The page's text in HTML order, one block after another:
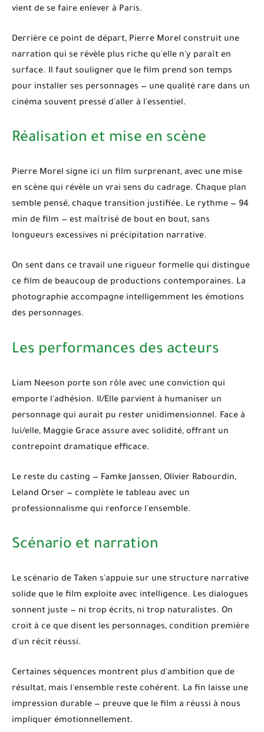
vient de se faire enlever à Paris.
Derrière ce point de départ, Pierre Morel construit une
narration qui se révèle plus riche qu'elle n'y paraît en
surface. Il faut souligner que le film prend son temps
pour installer ses personnages — une qualité rare dans un
cinéma souvent pressé d'aller à l'essentiel.
Réalisation et mise en scène
Pierre Morel signe ici un film surprenant, avec une mise
en scène qui révèle un vrai sens du cadrage. Chaque plan
semble pensé, chaque transition justifiée. Le rythme — 94
min de film — est maîtrisé de bout en bout, sans
longueurs excessives ni précipitation narrative.
On sent dans ce travail une rigueur formelle qui distingue
ce film de beaucoup de productions contemporaines. La
photographie accompagne intelligemment les émotions
des personnages.
Les performances des acteurs
Liam Neeson porte son rôle avec une conviction qui
emporte l'adhésion. Il/Elle parvient à humaniser un
personnage qui aurait pu rester unidimensionnel. Face à
lui/elle, Maggie Grace assure avec solidité, offrant un
contrepoint dramatique efficace.
Le reste du casting — Famke Janssen, Olivier Rabourdin,
Leland Orser — complète le tableau avec un
professionnalisme qui renforce l'ensemble.
Scénario et narration
Le scénario de Taken s'appuie sur une structure narrative
solide que le film exploite avec intelligence. Les dialogues
sonnent juste — ni trop écrits, ni trop naturalistes. On
croit à ce que disent les personnages, condition première
d'un récit réussi.
Certaines séquences montrent plus d'ambition que de
résultat, mais l'ensemble reste cohérent. La fin laisse une
impression durable — preuve que le film a réussi à nous
impliquer émotionnellement.